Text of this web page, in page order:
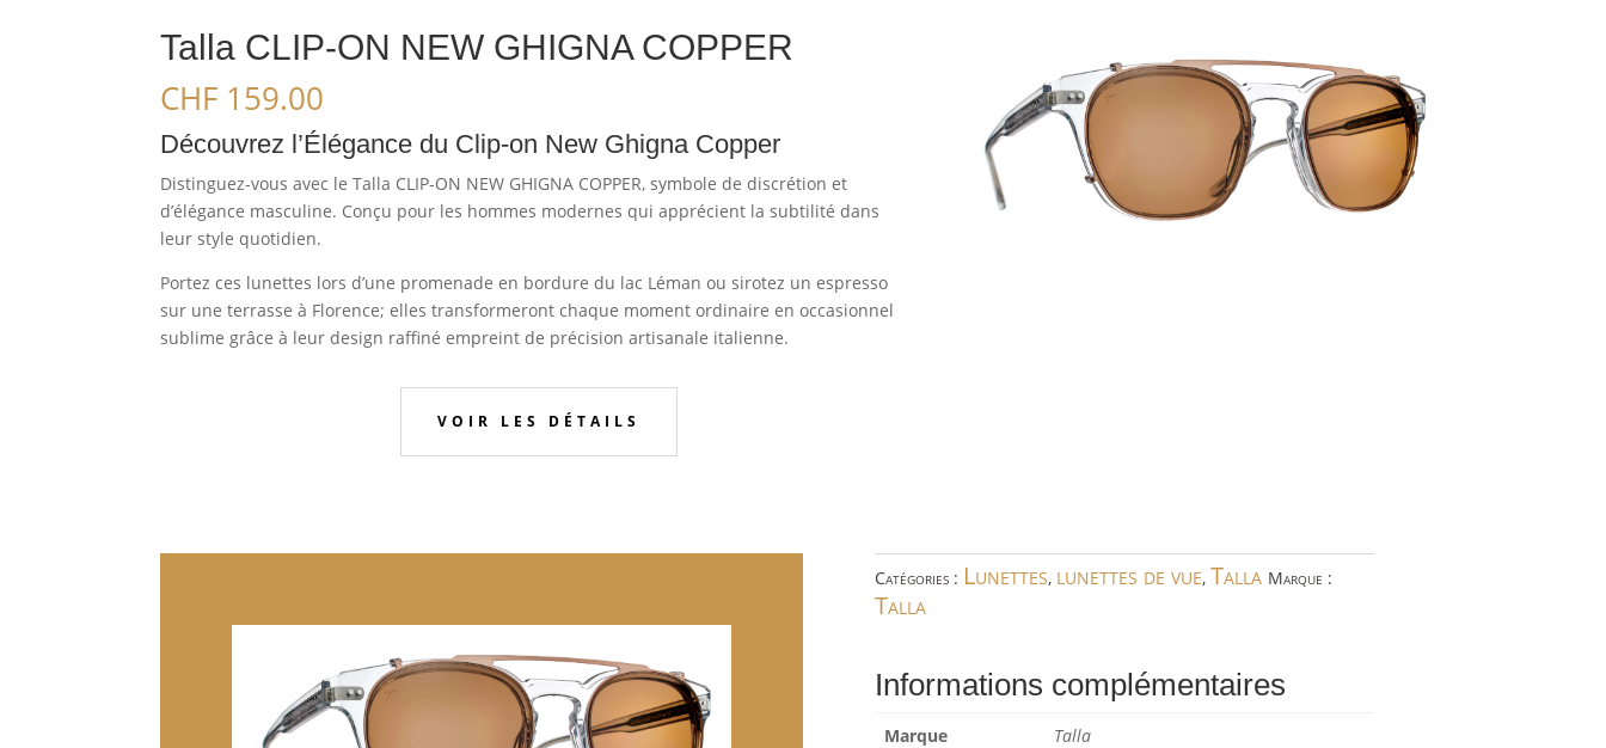
Talla CLIP-ON NEW GHIGNA COPPER
CHF 159.00
Découvrez l’Élégance du Clip-on New Ghigna Copper
Distinguez-vous avec le Talla CLIP-ON NEW GHIGNA COPPER, symbole de discrétion et
d’élégance masculine. Conçu pour les hommes modernes qui apprécient la subtilité dans
leur style quotidien.
Portez ces lunettes lors d’une promenade en bordure du lac Léman ou sirotez un espresso
sur une terrasse à Florence; elles transformeront chaque moment ordinaire en occasionnel
sublime grâce à leur design raffiné empreint de précision artisanale italienne.
VOIR LES DÉTAILS
Catégories : Lunettes, lunettes de vue, Talla Marque :
Talla
Informations complémentaires
Marque
Talla